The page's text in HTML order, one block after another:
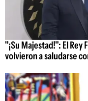
"¡Su Majestad!": El
volvieron a saludarse